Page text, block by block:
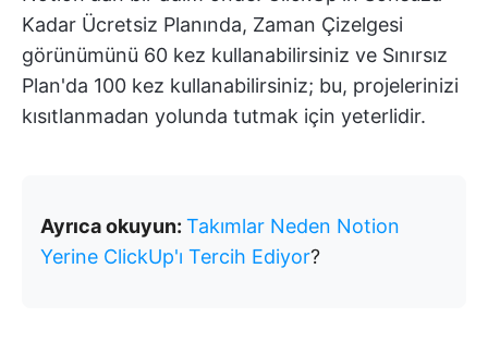
Kadar Ücretsiz Planında, Zaman Çizelgesi
görünümünü 60 kez kullanabilirsiniz ve Sınırsız
Plan'da 100 kez kullanabilirsiniz; bu, projelerinizi
kısıtlanmadan yolunda tutmak için yeterlidir.
Ayrıca okuyun: Takımlar Neden Notion
Yerine ClickUp'ı Tercih Ediyor?